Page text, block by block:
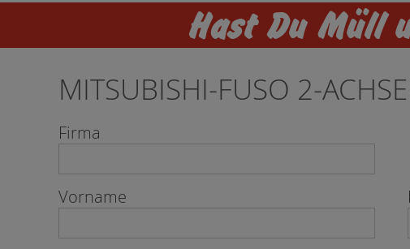
Hast Du Müll
MITSUBISHI-FUSO 2-
Firma
Vorname